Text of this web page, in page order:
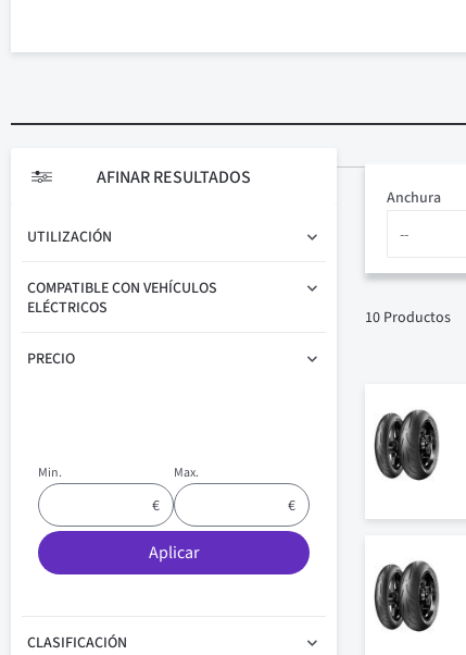
Anchura
10 Productos
AFINAR RESULTADOS
UTILIZACIÓN
COMPATIBLE CON VEHÍCULOS
ELÉCTRICOS
PRECIO
Min. Max.
Aplicar
CLASIFICACIÓN